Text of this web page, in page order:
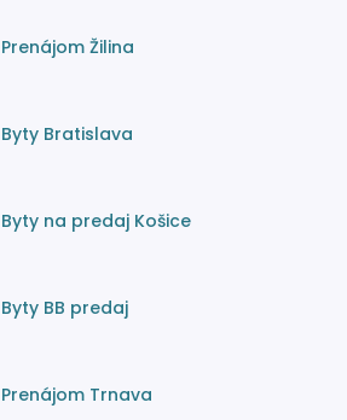
Prenájom Žilina
Byty Bratislava
Byty na predaj Košice
Byty BB predaj
Prenájom Trnava